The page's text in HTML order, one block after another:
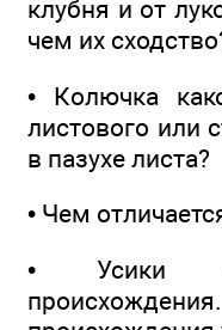
клубня и от
чем их
• Колючка
листового или
в пазухе листа?
• Чем
• Усики